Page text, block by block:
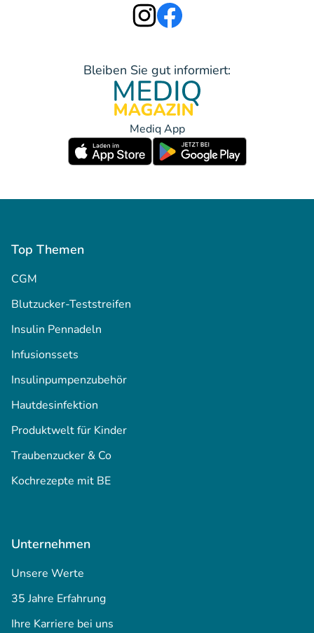
Bleiben Sie gut informiert:
Mediq App
Top Themen
CGM
Blutzucker-Teststreifen
Insulin Pennadeln
Infusionssets
Insulinpumpenzubehör
Hautdesinfektion
Produktwelt für Kinder
Traubenzucker & Co
Kochrezepte mit BE
Unternehmen
Unsere Werte
35 Jahre Erfahrung
Ihre Karriere bei uns